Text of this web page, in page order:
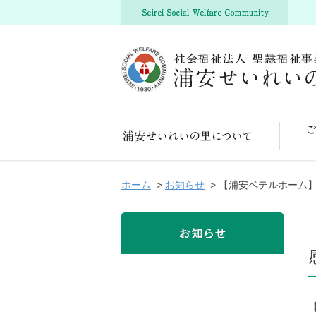
ホーム > お知らせ > 【浦安ベテルホーム